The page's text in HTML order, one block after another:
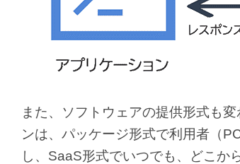
また、ソフトウェアの提供形式も
ンは、パッケージ形式で利用者（
し、SaaS形式でいつでも、どこか